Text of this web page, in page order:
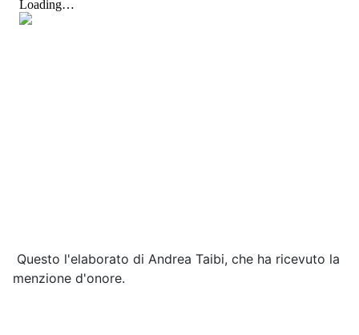
Questo l'elaborato di Andrea Taibi, che ha ricevuto la
menzione d'onore.